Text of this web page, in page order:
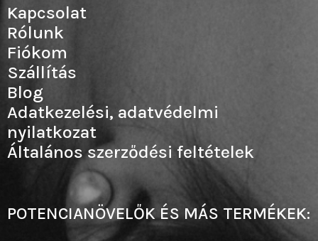
Kapcsolat
Rólunk
Fiókom
Szállítás
Blog
Adatkezelési, adatvédelmi
nyilatkozat
Általános szerződési feltételek
POTENCIANÖVELŐK ÉS MÁS TERMÉKEK: